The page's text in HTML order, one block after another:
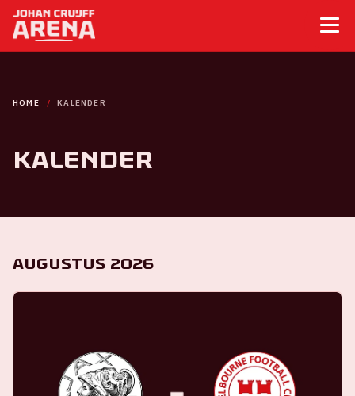
HOME KALENDER
Kalender
Augustus 2026